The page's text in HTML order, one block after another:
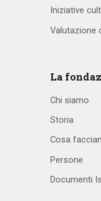
Iniziative
Valutazione
La
Chi siamo
Storia
Cosa
Persone
Documenti